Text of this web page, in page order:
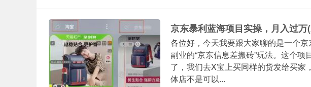
京东暴利蓝海项目实操，月入过万
各位好，今天我要跟大家聊的是一个
副业的“京东信息差搬砖”玩法。这个
了，我们去X宝上买同样的货发给买
体店不是可以...